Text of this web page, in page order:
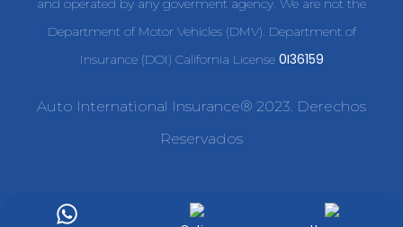
and operated by any goverment agency. We are not the
Department of Motor Vehicles (DMV). Department of
Insurance (DOI) California License 0I36159
Auto International Insurance® 2023. Derechos
Reservados